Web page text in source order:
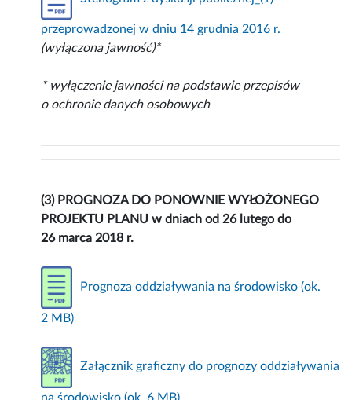
przeprowadzonej w dniu 14 grudnia 2016 r.
(wyłączona jawność)*
* wyłączenie jawności na podstawie przepisów
o ochronie danych osobowych
(3) PROGNOZA DO PONOWNIE WYŁOŻONEGO
PROJEKTU PLANU w dniach od 26 lutego do
26 marca 2018 r.
Prognoza oddziaływania na środowisko (ok.
2 MB)
Załącznik graficzny do prognozy oddziaływania
na środowisko (ok. 6 MB)